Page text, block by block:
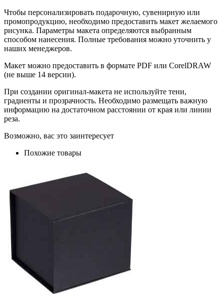
Чтобы персонализировать подарочную, сувенирную или
промопродукцию, необходимо предоставить макет желаемого
рисунка. Параметры макета определяются выбранным
способом нанесения. Полные требования можно уточнить у
наших менеджеров.
Макет можно предоставить в формате PDF или CorelDRAW
(не выше 14 версии).
При создании оригинал-макета не используйте тени,
градиенты и прозрачность. Необходимо размещать важную
информацию на достаточном расстоянии от края или линии
реза.
Возможно, вас это заинтересует
Похожие товары